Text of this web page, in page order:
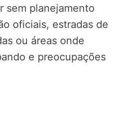
sem planejamento
oficiais, estradas de
ou áreas onde
e preocupações